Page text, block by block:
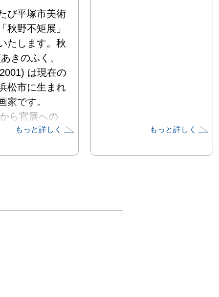
び平塚市美術
秋野不矩展」
たします。秋
きのふく、
は現在の
松市に生まれ
家です。
ら官展への
品を経て、
もっと詳しく もっと詳しく